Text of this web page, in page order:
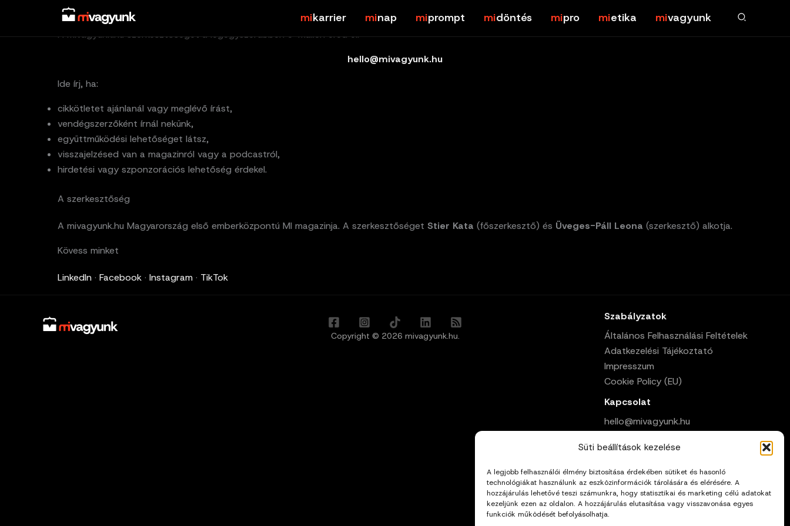
Süti beállítások kezelése
A legjobb felhasználói élmény biztosítása érdekében sütiket és hasonló
technológiákat használunk az eszközinformációk tárolására és elérésére. A
hozzájárulás lehetővé teszi számunkra, hogy statisztikai és marketing célú adatokat
kezeljünk ezen az oldalon. A hozzájárulás elutasítása vagy visszavonása egyes
funkciók működését befolyásolhatja.
content
karrier nap prompt döntés pro etika vagyunk
Kapcsolat
A mivagyunk.hu szerkesztőségét a legegyszerűbben e-mailen éred el:
hello@mivagyunk.hu
Ide írj, ha:
cikkötletet ajánlanál vagy meglévő írást,
vendégszerzőként írnál nekünk,
együttműködési lehetőséget látsz,
visszajelzésed van a magazinról vagy a podcastról,
hirdetési vagy szponzorációs lehetőség érdekel.
A szerkesztőség
A mivagyunk.hu Magyarország első emberközpontú MI magazinja. A szerkesztőséget Stier Kata (főszerkesztő) és Üveges-Páll Leona (szerkesztő) alkotja.
Kövess minket
LinkedIn · Facebook · Instagram · TikTok
Copyright © 2026 mivagyunk.hu.
Szabályzatok
Általános Felhasználási Feltételek
Adatkezelési Tájékoztató
Impresszum
Cookie Policy (EU)
Kapcsolat
hello@mivagyunk.hu